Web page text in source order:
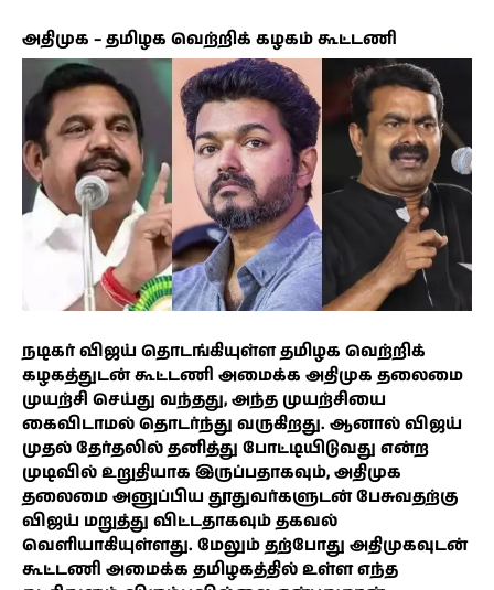
அதிமுக – தமிழக வெற்றிக் கழகம் கூட்டணி
நடிகர் விஜய் தொடங்கியுள்ள தமிழக வெற்றிக்
கழகத்துடன் கூட்டணி அமைக்க அதிமுக தலைமை
முயற்சி செய்து வந்தது, அந்த முயற்சியை
கைவிடாமல் தொடர்ந்து வருகிறது. ஆனால் விஜய்
முதல் தேர்தலில் தனித்து போட்டியிடுவது என்ற
முடிவில் உறுதியாக இருப்பதாகவும், அதிமுக
தலைமை அனுப்பிய தூதுவர்களுடன் பேசுவதற்கு
விஜய் மறுத்து விட்டதாகவும் தகவல்
வெளியாகியுள்ளது. மேலும் தற்போது அதிமுகவுடன்
கூட்டணி அமைக்க தமிழகத்தில் உள்ள எந்த